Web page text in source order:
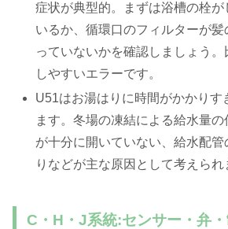
症状が典型的。まずは浴槽の栓が
いるか、循環口のフィルターが髪
っていないかを確認しましょう
しやすいエラーです。
U51はお湯はりに時間がかかりす
ます。冬場の凍結による給水量
が十分に開いていない、給水配管
りなどが主な原因として考えられ
C・H・J系統:センサー・弁